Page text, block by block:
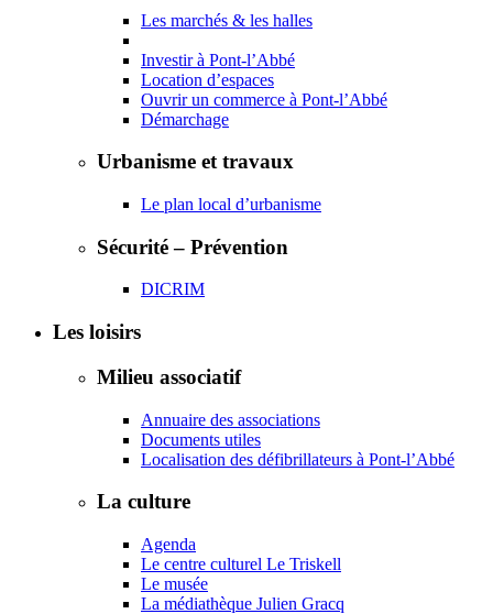
Les marchés & les halles
Investir à Pont-l’Abbé
Location d’espaces
Ouvrir un commerce à Pont-l’Abbé
Démarchage
Urbanisme et travaux
Le plan local d’urbanisme
Sécurité – Prévention
DICRIM
Les loisirs
Milieu associatif
Annuaire des associations
Documents utiles
Localisation des défibrillateurs à Pont-l’Abbé
La culture
Agenda
Le centre culturel Le Triskell
Le musée
La médiathèque Julien Gracq